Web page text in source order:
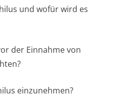
und wofür wird es
der Einnahme von
einzunehmen?